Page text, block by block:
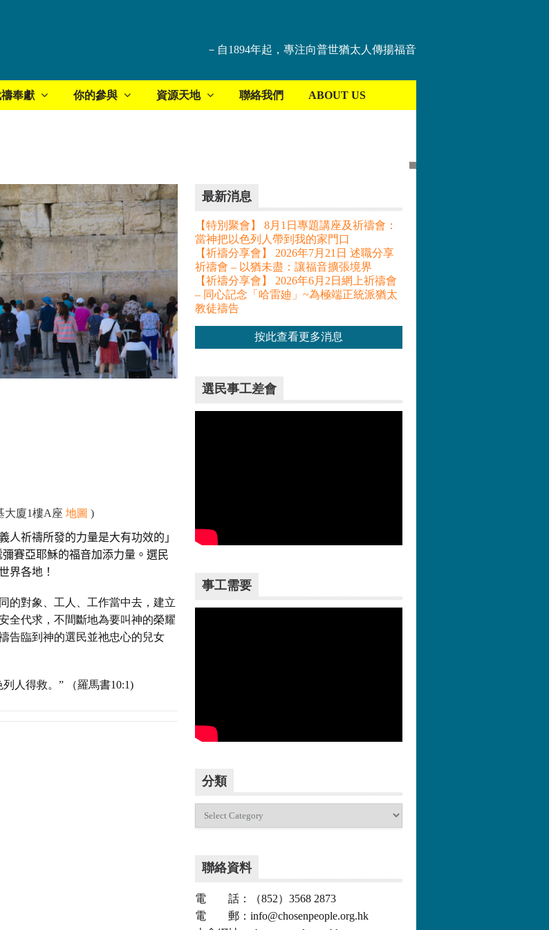
－自1894年起，專注向普世猶太人傳揚福音
奉獻 你的參與 資源天地 聯絡我們 ABOUT US
大廈1樓A座 地圖 )
人祈禱所發的力量是大有功效的」
賽亞耶穌的福音加添力量。選民
界各地！
的對象、工人、工作當中去，建立
全代求，不間斷地為要叫神的榮耀
告臨到神的選民並祂忠心的兒女
人得救。” （羅馬書10:1)
最新消息
【特別聚會】 8月1日專題講座及祈禱會：
當神把以色列人帶到我的家門口
【祈禱分享會】 2026年7月21日 述職分享
祈禱會 – 以猶未盡：讓福音擴張境界
【祈禱分享會】 2026年6月2日網上祈禱會
– 同心記念「哈雷廸」~為極端正統派猶太
教徒禱告
按此查看更多消息
選民事工差會
事工需要
分類
聯絡資料
電 話：（852）3568 2873
電 郵：info@chosenpeople.org.hk